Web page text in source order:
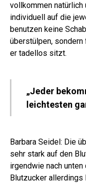
vollkommen
individuell auf die
benutzen keine
überstülpen,
er tadellos sitzt.
„Jeder
leichtesten
Barbara Seidel: Die
sehr stark auf den
irgendwie nach
Blutzucker allerdings